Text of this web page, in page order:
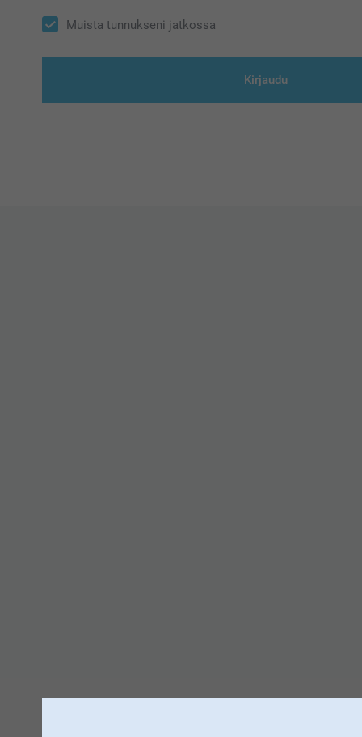
Muista tunnukseni jatkossa
Kirjaudu